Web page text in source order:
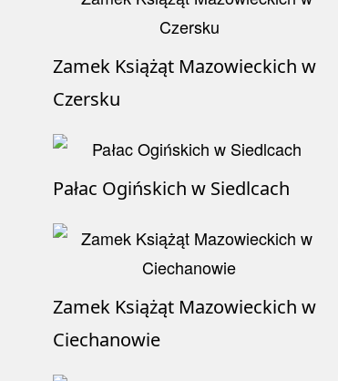
Zamek Książąt Mazowieckich w
Czersku
Pałac Ogińskich w Siedlcach
Zamek Książąt Mazowieckich w
Ciechanowie